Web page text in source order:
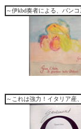
～伊kbd奏者による、バン
～これは強力！イタリア産